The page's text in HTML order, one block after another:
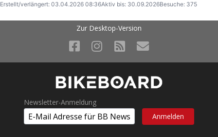
Erstellt/verlängert: 03.04.2026 08:36Aktiv bis: 30.09.2026Besuche: 375
Zur Desktop-Version
Newsletter-Anmeldung